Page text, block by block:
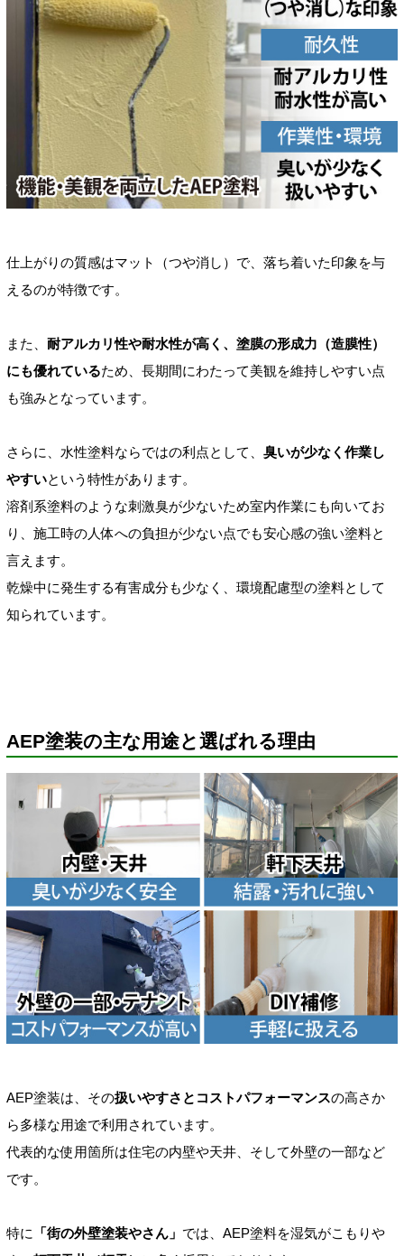
仕上がりの質感はマット（つや消し）で、落ち着いた印象を与
えるのが特徴です。
また、 耐アルカリ性や耐水性が高く、塗膜の形成力（造膜性）
にも優れているため、長期間にわたって美観を維持しやすい点
も強みとなっています。
さらに、水性塗料ならではの利点として、 臭いが少なく作業し
やすいという特性があります。
溶剤系塗料のような刺激臭が少ないため室内作業にも向いてお
り、施工時の人体への負担が少ない点でも安心感の強い塗料と
言えます。
乾燥中に発生する有害成分も少なく、環境配慮型の塗料として
知られています。
AEP塗装の主な用途と選ばれる理由
AEP塗装は、その扱いやすさとコストパフォーマンスの高さか
ら多様な用途で利用されています。
代表的な使用箇所は住宅の内壁や天井、そして外壁の一部など
です。
特に 「街の外壁塗装やさん」 では、AEP塗料を湿気がこもりや